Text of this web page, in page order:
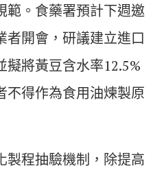
範。食藥署預計下週邀
者開會，研議建立進口
擬將黃豆含水率12.5%
不得作為食用油煉製原
製程抽驗機制，除提高